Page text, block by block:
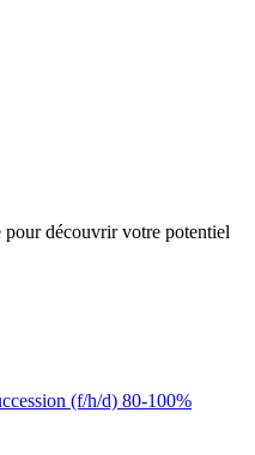
découvrir votre potentiel
(f/h/d) 80-100%